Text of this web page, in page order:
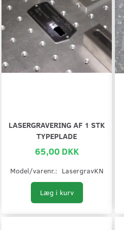
LASERGRAVERING AF 1 STK
TYPEPLADE
65,00 DKK
Model/varenr.: LasergravKN
Læg i kurv